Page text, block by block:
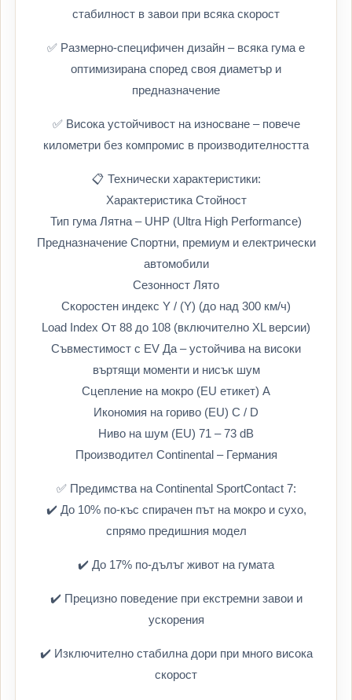
стабилност в завои при всяка скорост
✅ Размерно-специфичен дизайн – всяка гума е
оптимизирана според своя диаметър и
предназначение
✅ Висока устойчивост на износване – повече
километри без компромис в производителността
📋 Технически характеристики:
Характеристика Стойност
Тип гума Лятна – UHP (Ultra High Performance)
Предназначение Спортни, премиум и електрически
автомобили
Сезонност Лято
Скоростен индекс Y / (Y) (до над 300 км/ч)
Load Index От 88 до 108 (включително XL версии)
Съвместимост с EV Да – устойчива на високи
въртящи моменти и нисък шум
Сцепление на мокро (EU етикет) A
Икономия на гориво (EU) C / D
Ниво на шум (EU) 71 – 73 dB
Производител Continental – Германия
✅ Предимства на Continental SportContact 7:
✔️ До 10% по-къс спирачен път на мокро и сухо,
спрямо предишния модел
✔️ До 17% по-дълъг живот на гумата
✔️ Прецизно поведение при екстремни завои и
ускорения
✔️ Изключително стабилна дори при много висока
скорост